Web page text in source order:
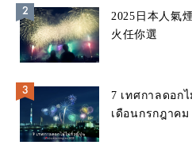
2025日本人氣煙火大會
火任你選
7 เทศกาลดอก
เดือนกรกฎาค